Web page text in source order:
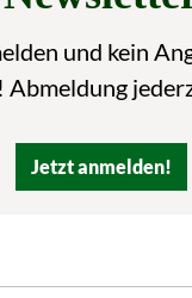
und kein
Abmeldung
Jetzt anmelden!